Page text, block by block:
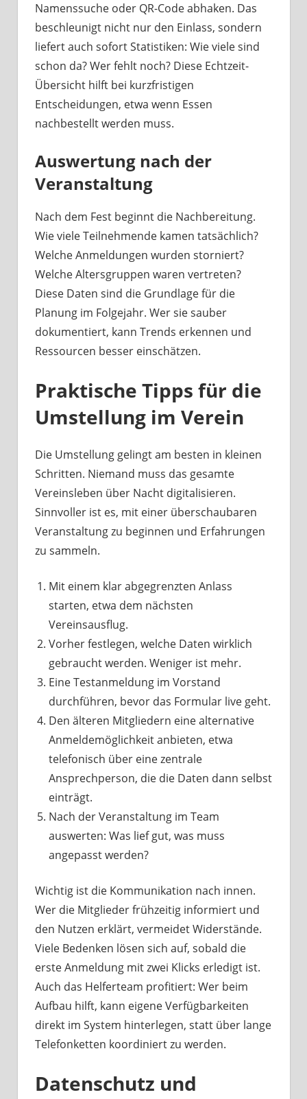
Namenssuche oder QR-Code abhaken. Das
beschleunigt nicht nur den Einlass, sondern
liefert auch sofort Statistiken: Wie viele sind
schon da? Wer fehlt noch? Diese Echtzeit-
Übersicht hilft bei kurzfristigen
Entscheidungen, etwa wenn Essen
nachbestellt werden muss.
Auswertung nach der
Veranstaltung
Nach dem Fest beginnt die Nachbereitung.
Wie viele Teilnehmende kamen tatsächlich?
Welche Anmeldungen wurden storniert?
Welche Altersgruppen waren vertreten?
Diese Daten sind die Grundlage für die
Planung im Folgejahr. Wer sie sauber
dokumentiert, kann Trends erkennen und
Ressourcen besser einschätzen.
Praktische Tipps für die
Umstellung im Verein
Die Umstellung gelingt am besten in kleinen
Schritten. Niemand muss das gesamte
Vereinsleben über Nacht digitalisieren.
Sinnvoller ist es, mit einer überschaubaren
Veranstaltung zu beginnen und Erfahrungen
zu sammeln.
Mit einem klar abgegrenzten Anlass
starten, etwa dem nächsten
Vereinsausflug.
Vorher festlegen, welche Daten wirklich
gebraucht werden. Weniger ist mehr.
Eine Testanmeldung im Vorstand
durchführen, bevor das Formular live geht.
Den älteren Mitgliedern eine alternative
Anmeldemöglichkeit anbieten, etwa
telefonisch über eine zentrale
Ansprechperson, die die Daten dann selbst
einträgt.
Nach der Veranstaltung im Team
auswerten: Was lief gut, was muss
angepasst werden?
Wichtig ist die Kommunikation nach innen.
Wer die Mitglieder frühzeitig informiert und
den Nutzen erklärt, vermeidet Widerstände.
Viele Bedenken lösen sich auf, sobald die
erste Anmeldung mit zwei Klicks erledigt ist.
Auch das Helferteam profitiert: Wer beim
Aufbau hilft, kann eigene Verfügbarkeiten
direkt im System hinterlegen, statt über lange
Telefonketten koordiniert zu werden.
Datenschutz und